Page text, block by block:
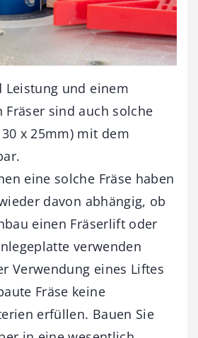
Leistung und einem
Fräser sind auch solche
30 x 25mm) mit dem
eine solche Fräse haben
davon abhängig, ob
einen Fräserlift oder
verwenden
Verwendung eines Liftes
Fräse keine
erfüllen. Bauen Sie